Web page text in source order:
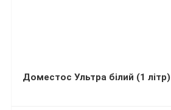
Доместос Ультра білий (1 літр)